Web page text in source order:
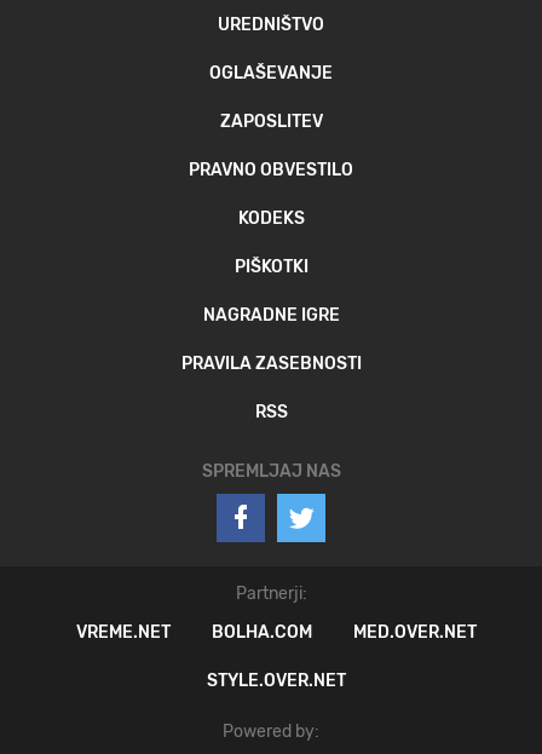
UREDNIŠTVO
OGLAŠEVANJE
ZAPOSLITEV
PRAVNO OBVESTILO
KODEKS
PIŠKOTKI
NAGRADNE IGRE
PRAVILA ZASEBNOSTI
RSS
SPREMLJAJ NAS
Partnerji:
VREME.NET
BOLHA.COM MED.OVER.NET
STYLE.OVER.NET
Powered by: